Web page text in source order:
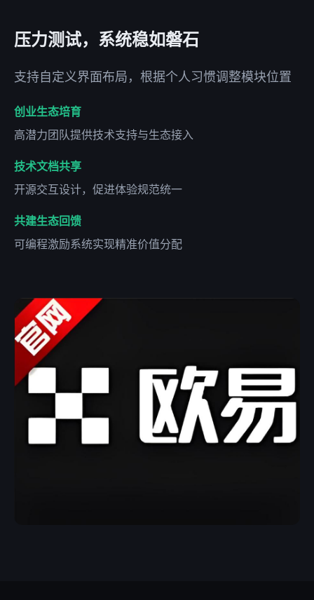
压力测试，系统稳如磐石
支持自定义界面布局，根据个人习惯调整模块位置
创业生态培育
高潜力团队提供技术支持与生态接入
技术文档共享
开源交互设计，促进体验规范统一
共建生态回馈
可编程激励系统实现精准价值分配